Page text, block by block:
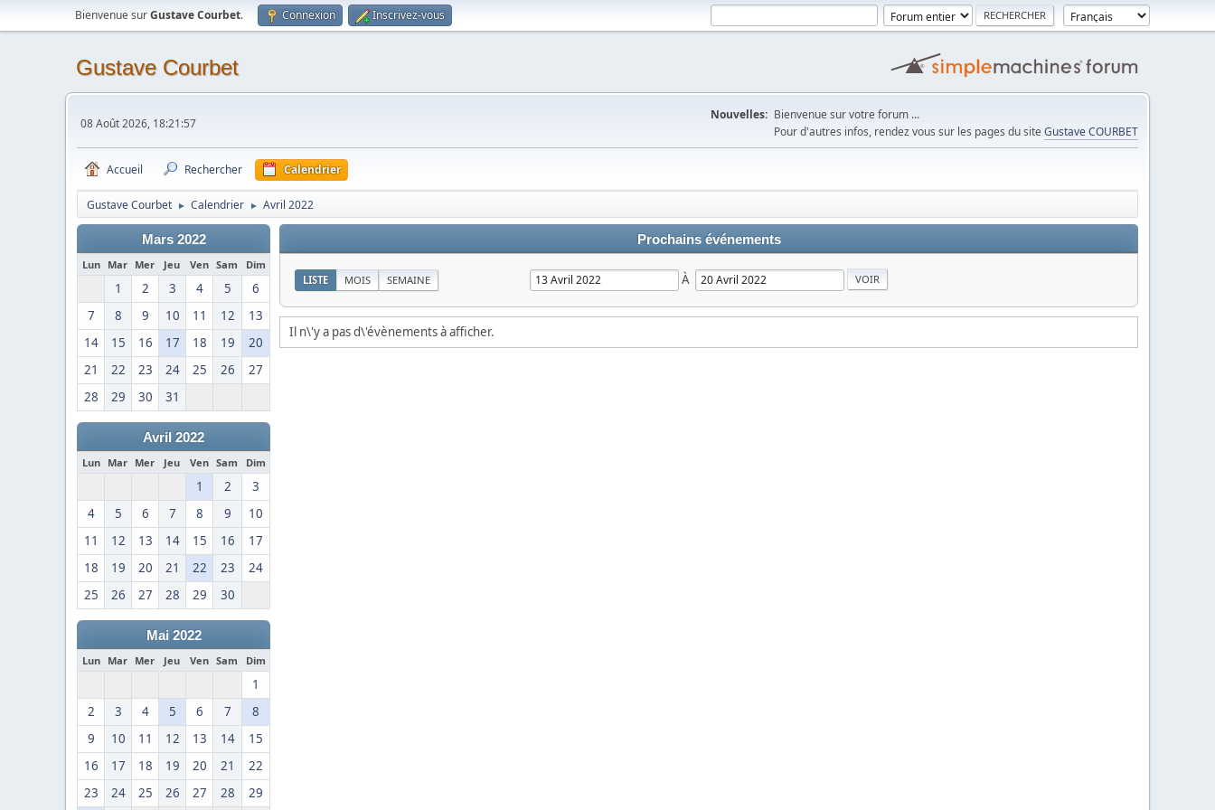
Bienvenue surGustave Courbet. Connexion Inscrivez-vous
Gustave Courbet
08 Août 2026, 18:21:57
Nouvelles: Bienvenue sur votre forum ...
Pour d'autres infos, rendez vous sur les pages du site Gustave COURBET
Accueil Rechercher Calendrier
Gustave Courbet ► Calendrier ► Avril 2022
Mars 2022
Lun Mar Mer Jeu Ven Sam Dim
1 2 3 4 5
6
7
8 9 10 11 12
13
14
15 16 17 18 19
20
21
22 23 24 25 26
27
28
29 30 31
Avril 2022
Lun Mar Mer Jeu Ven Sam Dim
1 2
3
4
5 6 7 8 9
10
11
12 13 14 15 16
17
18
19 20 21 22 23
24
25
26 27 28 29 30
Mai 2022
Lun Mar Mer Jeu Ven Sam Dim
1
2
3 4 5 6 7
8
9
10 11 12 13 14
15
16
17 18 19 20 21
22
23
24 25 26 27 28 29
Prochains événements
LISTE MOIS SEMAINE À
Il n\'y a pas d\'évènements à afficher.